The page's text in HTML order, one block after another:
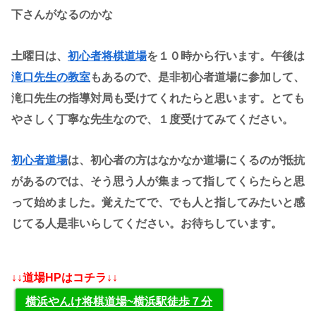
下さんがなるのかな
土曜日は、 初心者将棋道場を１０時から行います。午後は
滝口先生の教室もあるので、是非初心者道場に参加して、
滝口先生の指導対局も受けてくれたらと思います。とても
やさしく丁寧な先生なので、１度受けてみてください。
初心者道場は、初心者の方はなかなか道場にくるのが抵抗
があるのでは、そう思う人が集まって指してくらたらと思
って始めました。覚えたてで、でも人と指してみたいと感
じてる人是非いらしてください。お待ちしています。
↓↓道場HPはコチラ↓↓
横浜やんけ将棋道場~横浜駅徒歩７分